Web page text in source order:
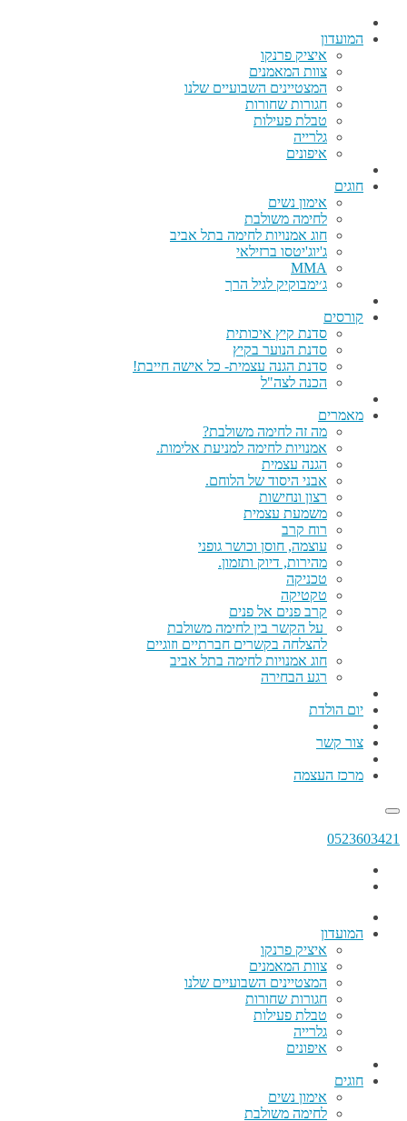
המועדון
איציק פרנקו
צוות המאמנים
המצטיינים השבועיים שלנו
חגורות שחורות
טבלת פעילות
גלרייה
איפונים
חוגים
אימון נשים
לחימה משולבת
חוג אמנויות לחימה בתל אביב
ג'יוג'יטסו ברזילאי
MMA
ג׳ימבוקיק לגיל הרך
קורסים
סדנת קיץ איכותית
סדנת הנוער בקיץ
סדנת הגנה עצמית- כל אישה חייבת!
הכנה לצה"ל
מאמרים
מה זה לחימה משולבת?
אמנויות לחימה למניעת אלימות.
הגנה עצמית
אבני היסוד של הלוחם.
רצון ונחישות
משמעת עצמית
רוח קרב
עוצמה, חוסן וכושר גופני
מהירות, דיוק ותזמון.
טכניקה
טקטיקה
קרב פנים אל פנים
על הקשר בין לחימה משולבת
להצלחה בקשרים חברתיים וזוגיים
חוג אמנויות לחימה בתל אביב
רגע הבחירה
יום הולדת
צור קשר
מרכז העצמה
0523603421
המועדון
איציק פרנקו
צוות המאמנים
המצטיינים השבועיים שלנו
חגורות שחורות
טבלת פעילות
גלרייה
איפונים
חוגים
אימון נשים
לחימה משולבת